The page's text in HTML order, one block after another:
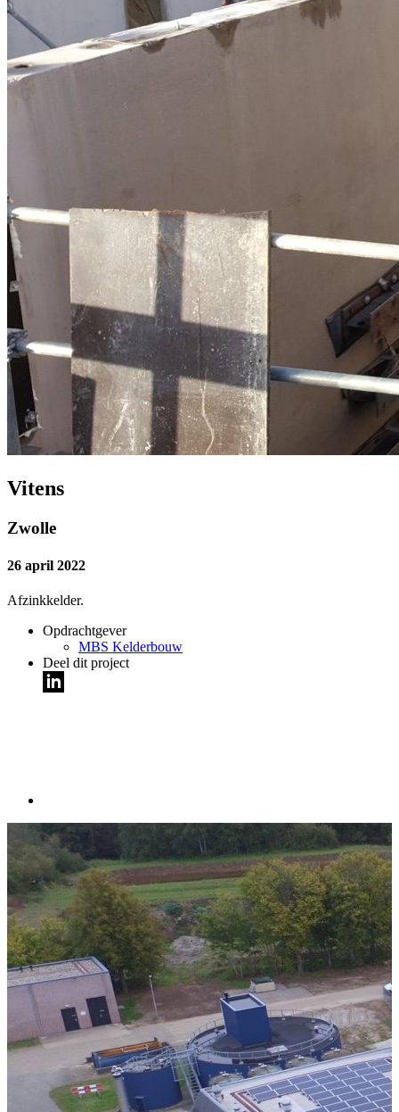
Vitens
Zwolle
26 april 2022
Afzinkkelder.
Opdrachtgever
MBS Kelderbouw
Deel dit project